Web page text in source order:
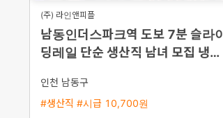
(주) 라인앤피플
남동인더스파크역 도보 7분 슬라이
딩레일 단순 생산직 남녀 모집 냉난
인천 남동구
#생산직 #시급 10,700원